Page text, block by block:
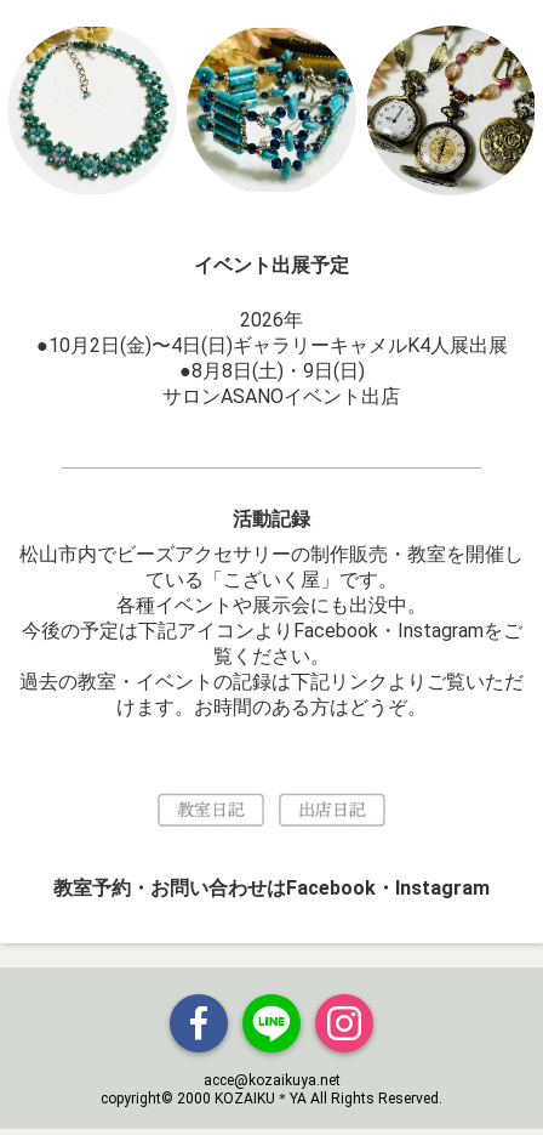
イベント出展予定
2026年
●10月2日(金)〜4日(日)ギャラリーキャメルK4人展出展
●8月8日(土)・9日(日)
サロンASANOイベント出店
活動記録
松山市内でビーズアクセサリーの制作販売・教室を開催し
ている「こざいく屋」です。
各種イベントや展示会にも出没中。
今後の予定は下記アイコンよりFacebook・Instagramをご
覧ください。
過去の教室・イベントの記録は下記リンクよりご覧いただ
けます。お時間のある方はどうぞ。
教室予約・お問い合わせはFacebook・Instagram
acce@kozaikuya.net
copyright© 2000 KOZAIKU＊YA All Rights Reserved.